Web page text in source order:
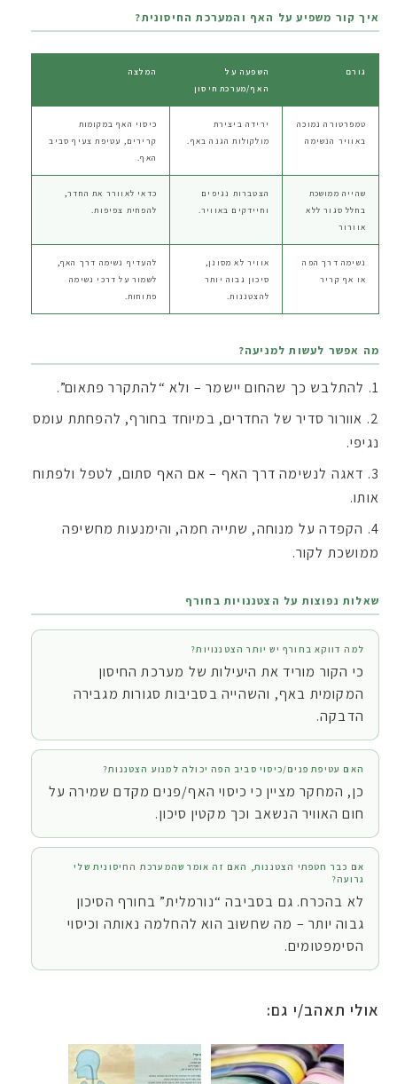
איך קור משפיע על האף והמערכת החיסונית?
גורם
השפעה על
האף/מערכת חיסון
המלצה
טמפרטורה נמוכה
באוויר הנשימה
ירידה ביצירת
מולקולות הגנה באף.
כיסוי האף במקומות
קרירים, עטיפת צעיף סביב
האף.
שהייה ממושכת
בחלל סגור ללא
אוורור
הצטברות נגיפים
וחיידקים באוויר.
כדאי לאוורר את החדר,
להפחית צפיפות.
נשימה דרך הפה
או אף קריר
אוויר לא מסונן,
סיכון גבוה יותר
להצטננות.
להעדיף נשימה דרך האף,
לשמור על דרכי נשימה
פתוחות.
מה אפשר לעשות למניעה?
להתלבש כך שהחום יישמר – ולא “להתקרר פתאום”.
אוורור סדיר של החדרים, במיוחד בחורף, להפחתת עומס
נגיפי.
דאגה לנשימה דרך האף – אם האף סתום, לטפל ולפתוח
אותו.
הקפדה על מנוחה, שתייה חמה, והימנעות מחשיפה
ממושכת לקור.
שאלות נפוצות על הצטננויות בחורף
למה דווקא בחורף יש יותר הצטננויות?
כי הקור מוריד את היעילות של מערכת החיסון
המקומית באף, והשהייה בסביבות סגורות מגבירה
הדבקה.
האם עטיפת פנים/כיסוי סביב הפה יכולה למנוע הצטננות?
כן, המחקר מציין כי כיסוי האף/פנים מקדם שמירה על
חום האוויר הנשאב וכך מקטין סיכון.
אם כבר חטפתי הצטננות, האם זה אומר שהמערכת החיסונית שלי
גרועה?
לא בהכרח. גם בסביבה “נורמלית” בחורף הסיכון
גבוה יותר – מה שחשוב הוא להחלמה נאותה וכיסוי
הסימפטומים.
אולי תאהב/י גם: